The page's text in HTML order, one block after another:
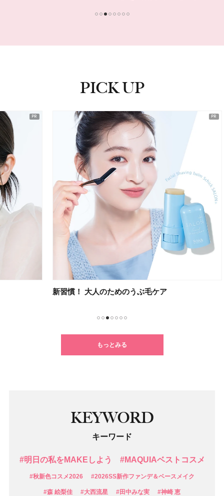
PICK UP
新習慣！ 大人のためのうぶ毛ケア
もっとみる
KEYWORD
キーワード
#明日の私をMAKEしよう #MAQUIAベストコスメ
#秋新色コスメ2026 #2026SS新作ファンデ＆ベースメイク
#森 絵梨佳 #大西流星 #田中みな実 #神崎 恵